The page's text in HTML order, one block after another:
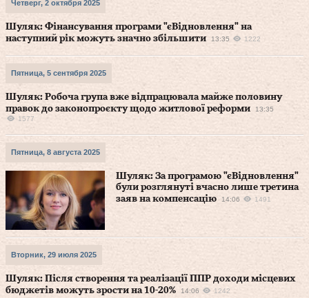
Четверг, 2 октября 2025
Шуляк: Фінансування програми "єВідновлення" на
наступний рік можуть значно збільшити
13:35 1222
Пятница, 5 сентября 2025
Шуляк: Робоча група вже відпрацювала майже половину
правок до законопроєкту щодо житлової реформи
13:35
1577
Пятница, 8 августа 2025
Шуляк: За програмою "єВідновлення"
були розглянуті вчасно лише третина
заяв на компенсацію
14:06 1491
Вторник, 29 июля 2025
Шуляк: Після створення та реалізації ППР доходи місцевих
бюджетів можуть зрости на 10-20%
14:06 1242